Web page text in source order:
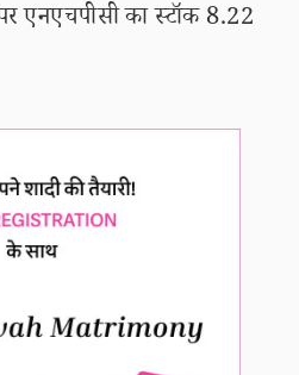
एनएचपीसी का स्टॉक 8.22